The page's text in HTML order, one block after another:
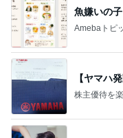
魚嫌いの
Amebaトピ
【ヤマハ
株主優待を